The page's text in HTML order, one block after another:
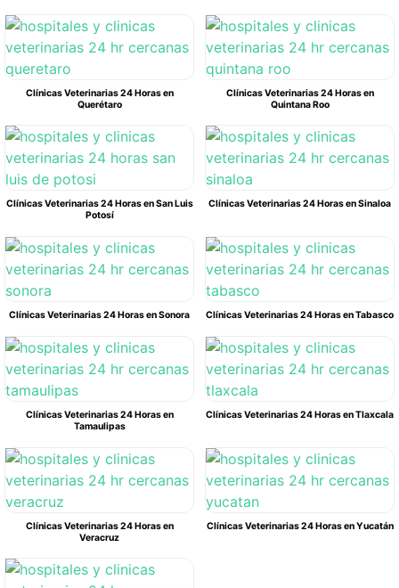
Clínicas Veterinarias 24 Horas en
Querétaro
Clínicas Veterinarias 24 Horas en
Quintana Roo
Clínicas Veterinarias 24 Horas en San Luis
Potosí
Clínicas Veterinarias 24 Horas en Sinaloa
Clínicas Veterinarias 24 Horas en Sonora Clínicas Veterinarias 24 Horas en Tabasco
Clínicas Veterinarias 24 Horas en
Tamaulipas
Clínicas Veterinarias 24 Horas en Tlaxcala
Clínicas Veterinarias 24 Horas en
Veracruz
Clínicas Veterinarias 24 Horas en Yucatán